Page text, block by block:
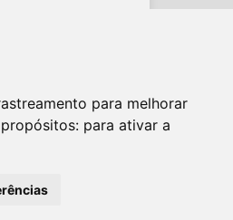
para melhorar
para ativar a